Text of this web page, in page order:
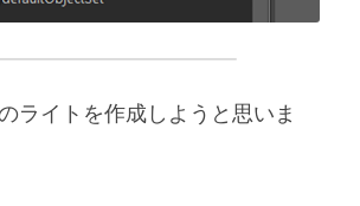
ライトを作成しようと思いま